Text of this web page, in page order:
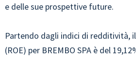
e delle sue prospettive future.
Partendo dagli indici di redditività,
(ROE) per BREMBO SPA è del